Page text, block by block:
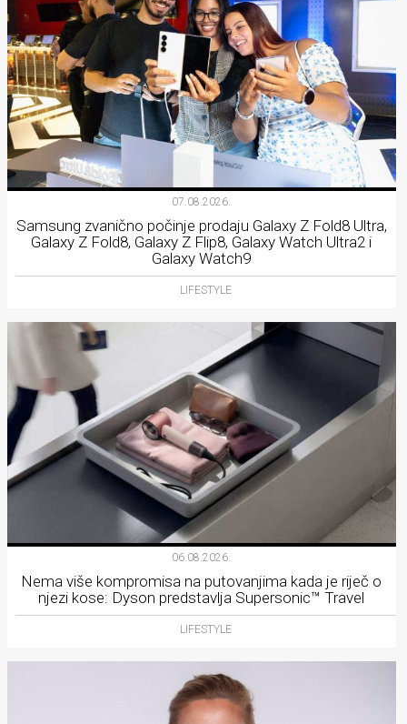
07.08.2026.
Samsung zvanično počinje prodaju Galaxy Z Fold8 Ultra,
Galaxy Z Fold8, Galaxy Z Flip8, Galaxy Watch Ultra2 i
Galaxy Watch9
LIFESTYLE
06.08.2026.
Nema više kompromisa na putovanjima kada je riječ o
njezi kose: Dyson predstavlja Supersonic™ Travel
LIFESTYLE